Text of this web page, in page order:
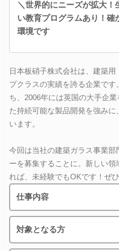
＼世界的にニーズが拡大！
い教育プログラムあり！確
環境です
日本板硝子株式会社は、建築
プクラスの実績を誇る企業です
ち、2006年には英国の大手企
た持続可能な製品開発を強み
います。
今回は当社の建築ガラス事業
ーを募集することに。新しい
れば、未経験でもOKです！ぜ
仕事内容
対象となる方